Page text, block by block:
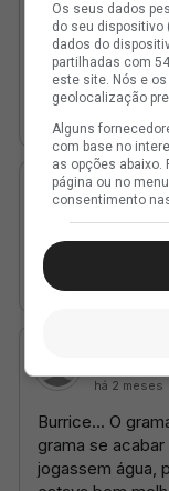
Os seus dados
do seu dispositivo
dados do
partilhadas com
este site. Nós e
geolocalização
Alguns
com base no
as opções abaixo.
página ou no
consentimento